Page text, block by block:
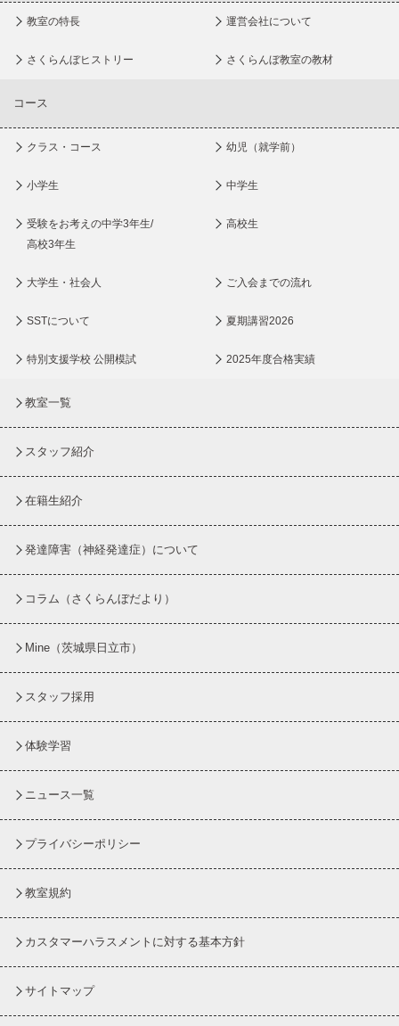
教室の特長 運営会社について
さくらんぼヒストリー さくらんぼ教室の教材
コース
クラス・コース 幼児（就学前）
小学生 中学生
受験をお考えの中学3年生/
高校3年生
高校生
大学生・社会人 ご入会までの流れ
SSTについて 夏期講習2026
特別支援学校 公開模試 2025年度合格実績
教室一覧
スタッフ紹介
在籍生紹介
発達障害（神経発達症）について
コラム （さくらんぼだより）
Mine（茨城県日立市）
スタッフ採用
体験学習
ニュース一覧
プライバシーポリシー
教室規約
カスタマーハラスメントに対する基本方針
サイトマップ